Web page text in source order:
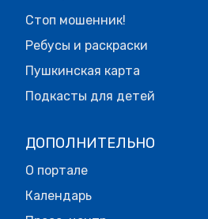
Стоп мошенник!
Ребусы и раскраски
Пушкинская карта
Подкасты для детей
ДОПОЛНИТЕЛЬНО
О портале
Календарь